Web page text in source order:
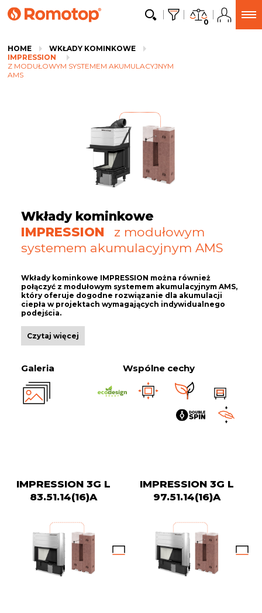
0
HOME
WKŁADY KOMINKOWE
IMPRESSION
Z MODUŁOWYM SYSTEMEM AKUMULACYJNYM
AMS
Wkłady kominkowe
IMPRESSION
z modułowym
systemem akumulacyjnym AMS
Wkłady kominkowe IMPRESSION można również
połączyć z modułowym systemem akumulacyjnym AMS,
który oferuje dogodne rozwiązanie dla akumulacji
ciepła w projektach wymagających indywidualnego
podejścia.
Czytaj więcej
Galeria Wspólne cechy
IMPRESSION 3G L
83.51.14(16)A
IMPRESSION 3G L
97.51.14(16)A